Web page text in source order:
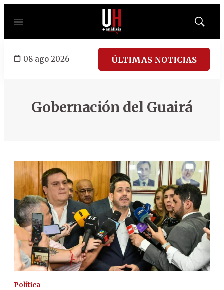
Menú
Mostrar
08 ago 2026 ÚLTIMAS NOTICIAS
Gobernación del Guairá
Política